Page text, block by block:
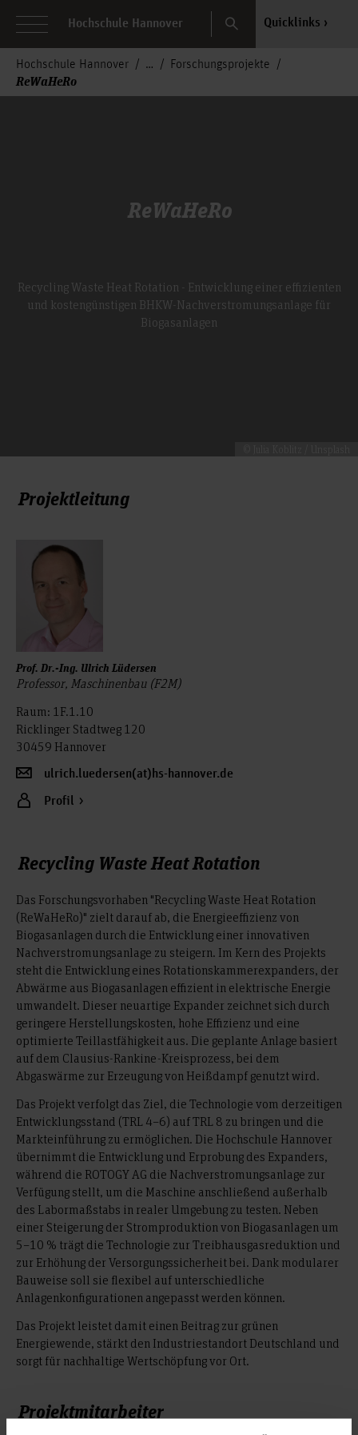
Hochschule Hannover Search Quicklinks
Hochschule Hannover Forschungsprojekte
ReWaHeRo
ReWaHeRo
Recycling Waste Heat Rotation - Entwicklung einer effizienten
und kostengünstigen BHKW-Nachverstromungsanlage für
Biogasanlagen
Projektleitung
Prof. Dr.-Ing. Ulrich Lüdersen
Professor, Maschinenbau (F2M)
Raum: 1F.1.10
Ricklinger Stadtweg 120
30459 Hannover
ulrich.luedersen(at)hs-hannover.de
Profil
Recycling Waste Heat Rotation
Das Forschungsvorhaben "Recycling Waste Heat Rotation
(ReWaHeRo)" zielt darauf ab, die Energieeffizienz von
Biogasanlagen durch die Entwicklung einer innovativen
Nachverstromungsanlage zu steigern. Im Kern des Projekts
steht die Entwicklung eines Rotationskammerexpanders, der
Abwärme aus Biogasanlagen effizient in elektrische Energie
umwandelt. Dieser neuartige Expander zeichnet sich durch
geringere Herstellungskosten, hohe Effizienz und eine
optimierte Teillastfähigkeit aus. Die geplante Anlage basiert
auf dem Clausius-Rankine-Kreisprozess, bei dem
Abgaswärme zur Erzeugung von Heißdampf genutzt wird.
Das Projekt verfolgt das Ziel, die Technologie vom derzeitigen
Entwicklungsstand (TRL 4–6) auf TRL 8 zu bringen und die
Markteinführung zu ermöglichen. Die Hochschule Hannover
übernimmt die Entwicklung und Erprobung des Expanders,
während die ROTOGY AG die Nachverstromungsanlage zur
Verfügung stellt, um die Maschine anschließend außerhalb
des Labormaßstabs in realer Umgebung zu testen. Neben
einer Steigerung der Stromproduktion von Biogasanlagen um
5–10 % trägt die Technologie zur Treibhausgasreduktion und
zur Erhöhung der Versorgungssicherheit bei. Dank modularer
Bauweise soll sie flexibel auf unterschiedliche
Anlagenkonfigurationen angepasst werden können.
Das Projekt leistet damit einen Beitrag zur grünen
Energiewende, stärkt den Industriestandort Deutschland und
sorgt für nachhaltige Wertschöpfung vor Ort.
Projektmitarbeiter